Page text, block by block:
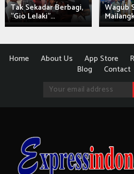
Tak Sekadar Berbagi,
"Gio Lelaki"...
Wagub
Home About Us App Store
Blog
Contact